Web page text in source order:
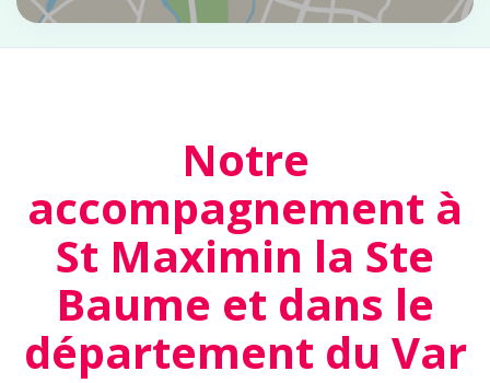
Notre
accompagnement à
St Maximin la Ste
Baume et dans le
département du Var